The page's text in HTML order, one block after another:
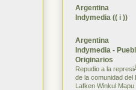
Argentina
Indymedia (( i ))
Argentina
Indymedia -
Originarios
Repudio a la
de la comunidad del
Lafken Winkul Mapu